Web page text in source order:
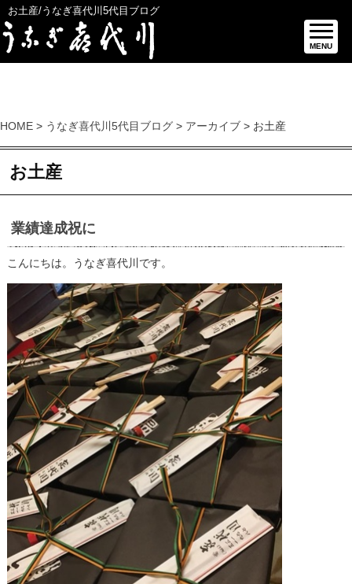
お土産/うなぎ喜代川5代目ブログ
MENU
HOME > うなぎ喜代川5代目ブログ > アーカイブ > お土産
お土産
業績達成祝に
こんにちは。うなぎ喜代川です。